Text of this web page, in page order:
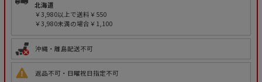
北海道
￥3,980以上で送料￥550
￥3,980未満の場合￥1,100
沖縄・離島配送不可
返品不可・日曜祝日指定不可